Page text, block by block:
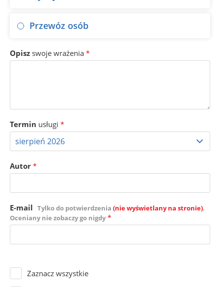
Przewóz osób
Opisz swoje wrażenia *
Termin usługi *
Autor *
E-mail Tylko do potwierdzenia (nie wyświetlany na stronie).
Oceniany nie zobaczy go nigdy *
Zaznacz wszystkie